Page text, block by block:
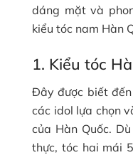
dáng mặt và
kiểu tóc nam Hàn
1. Kiểu tóc
Đây được biết
các idol lựa chọn
của Hàn Quốc.
thực, tóc hai mái